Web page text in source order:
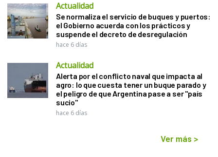
Actualidad
Se normaliza el servicio de buques y puertos:
el Gobierno acuerda con los prácticos y
suspende el decreto de desregulación
hace 6 días
Actualidad
Alerta por el conflicto naval que impacta al
agro: lo que cuesta tener un buque parado y
el peligro de que Argentina pase a ser "país
sucio"
hace 6 días
Ver más >